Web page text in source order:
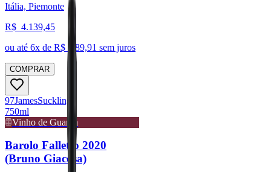
Itália, Piemonte
R$ 4.139,45
ou até 6x de R$ 689,91 sem juros
COMPRAR
97JamesSuckling
750ml
Vinho de Guarda
Barolo Falletto 2020
(Bruno Giacosa)